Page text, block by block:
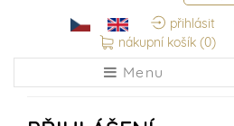
přihlásit
nákupní košík (0)
Menu